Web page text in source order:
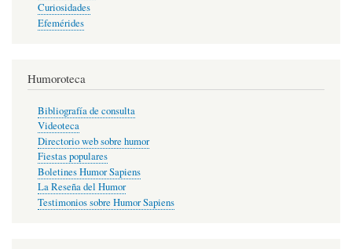
Curiosidades
Efemérides
Humoroteca
Bibliografía de consulta
Videoteca
Directorio web sobre humor
Fiestas populares
Boletines Humor Sapiens
La Reseña del Humor
Testimonios sobre Humor Sapiens